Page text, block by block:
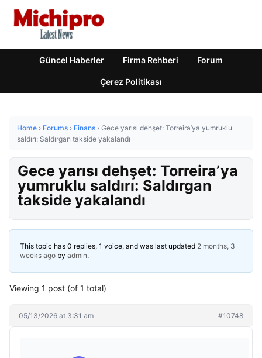
Güncel Haberler Firma Rehberi Forum
Çerez Politikası
Home › Forums › Finans › Gece yarısı dehşet: Torreira’ya yumruklu
saldırı: Saldırgan takside yakalandı
Gece yarısı dehşet: Torreira’ya
yumruklu saldırı: Saldırgan
takside yakalandı
This topic has 0 replies, 1 voice, and was last updated 2 months, 3
weeks ago by admin.
Viewing 1 post (of 1 total)
05/13/2026 at 3:31 am #10748